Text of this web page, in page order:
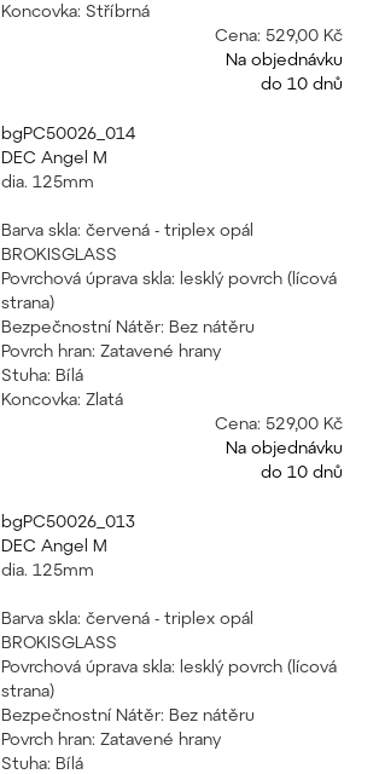
Koncovka: Stříbrná
Cena: 529,00 Kč
Na objednávku
do 10 dnů
bgPC50026_014
DEC Angel M
dia. 125mm
Barva skla: červená - triplex opál
BROKISGLASS
Povrchová úprava skla: lesklý povrch (lícová
strana)
Bezpečnostní Nátěr: Bez nátěru
Povrch hran: Zatavené hrany
Stuha: Bílá
Koncovka: Zlatá
Cena: 529,00 Kč
Na objednávku
do 10 dnů
bgPC50026_013
DEC Angel M
dia. 125mm
Barva skla: červená - triplex opál
BROKISGLASS
Povrchová úprava skla: lesklý povrch (lícová
strana)
Bezpečnostní Nátěr: Bez nátěru
Povrch hran: Zatavené hrany
Stuha: Bílá